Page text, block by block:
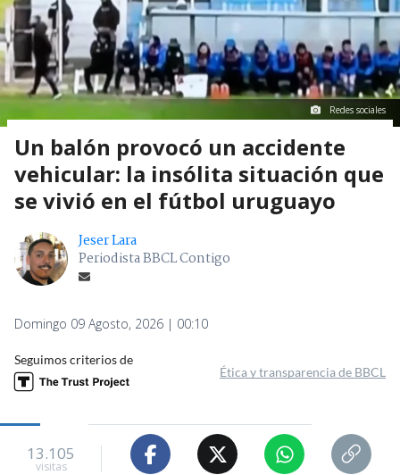
Redes sociales
Un balón provocó un accidente
vehicular: la insólita situación que
se vivió en el fútbol uruguayo
Jeser Lara
Periodista BBCL Contigo
Domingo 09 Agosto, 2026 | 00:10
Seguimos criterios de
Ética y transparencia de BBCL
13.105
visitas